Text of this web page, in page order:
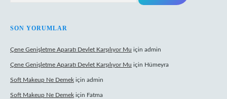
SON YORUMLAR
Çene Genişletme Aparatı Devlet Karşılıyor Mu için admin
Çene Genişletme Aparatı Devlet Karşılıyor Mu için Hümeyra
Soft Makeup Ne Demek için admin
Soft Makeup Ne Demek için Fatma